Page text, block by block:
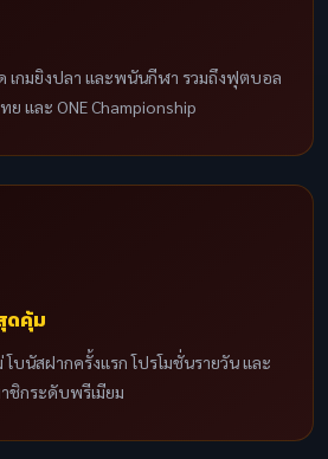
เกมยิงปลา และพนันกีฬา รวมถึงฟุตบอล
ย และ ONE Championship
ดคุ้ม
บนัสฝากครั้งแรก โปรโมชั่นรายวัน และ
ชิกระดับพรีเมียม